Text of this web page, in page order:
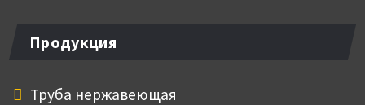
Продукция
Труба нержавеющая